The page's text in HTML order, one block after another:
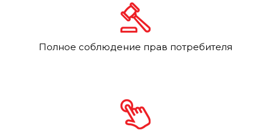
Полное соблюдение прав потребителя